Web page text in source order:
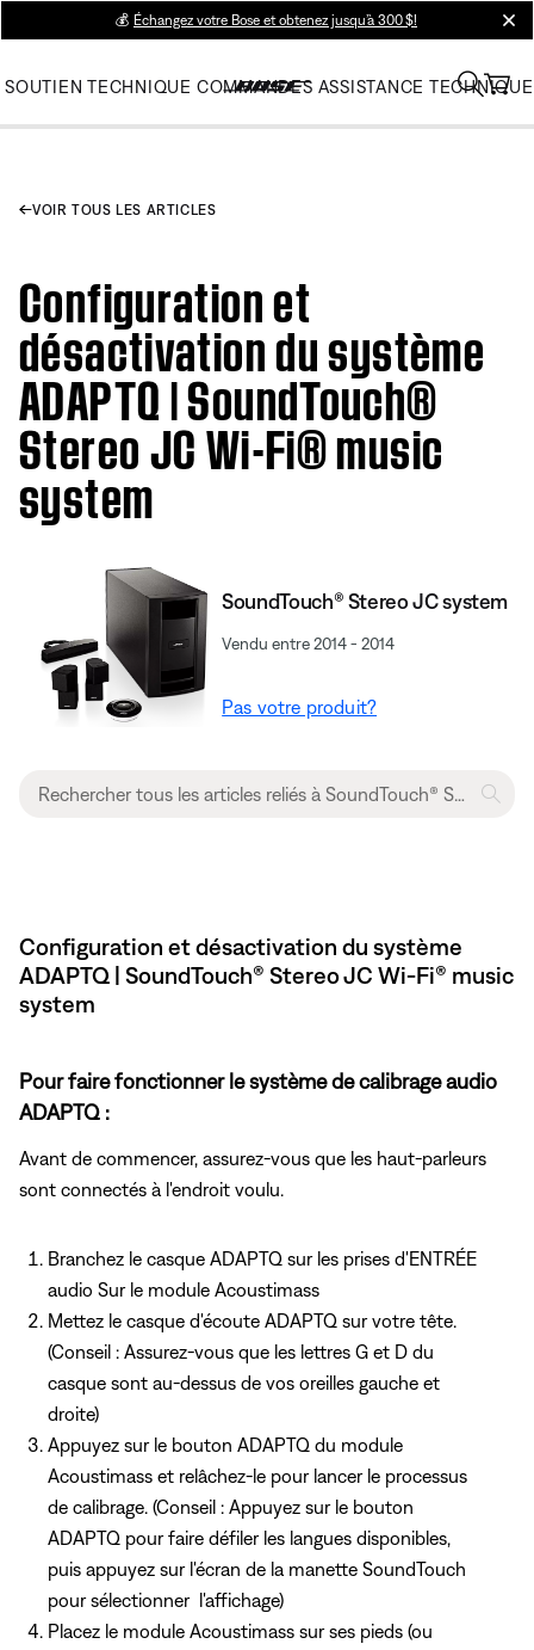
💰 Échangez votre Bose et obtenez jusqu’à 300 $!
SOUTIEN TECHNIQUE COMMANDES ASSISTANCE TECHNIQUE
VOIR TOUS LES ARTICLES
Configuration et
désactivation du système
ADAPTQ | SoundTouch®
Stereo JC Wi-Fi® music
system
SoundTouch® Stereo JC system
Vendu entre 2014 - 2014
Pas votre produit?
Configuration et désactivation du système
ADAPTQ | SoundTouch® Stereo JC Wi-Fi® music
system
Pour faire fonctionner le système de calibrage audio
ADAPTQ :
Avant de commencer, assurez-vous que les haut-parleurs
sont connectés à l'endroit voulu.
Branchez le casque ADAPTQ sur les prises d'ENTRÉE
audio Sur le module Acoustimass
Mettez le casque d'écoute ADAPTQ sur votre tête.
(Conseil : Assurez-vous que les lettres G et D du
casque sont au-dessus de vos oreilles gauche et
droite)
Appuyez sur le bouton ADAPTQ du module
Acoustimass et relâchez-le pour lancer le processus
de calibrage. (Conseil : Appuyez sur le bouton
ADAPTQ pour faire défiler les langues disponibles,
puis appuyez sur l'écran de la manette SoundTouch
pour sélectionner l'affichage)
Placez le module Acoustimass sur ses pieds (ou